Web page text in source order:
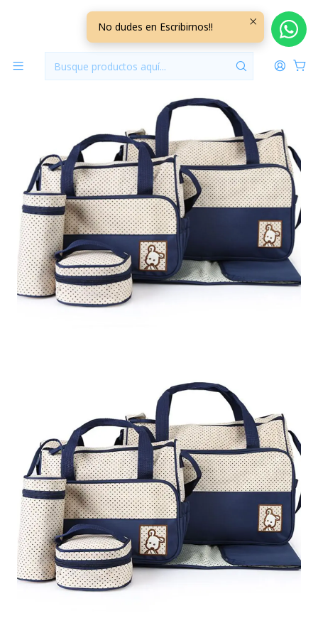
Pañaleras Bolso Maternal 5 Piezas Color Azul
No dudes en Escribirnos!!